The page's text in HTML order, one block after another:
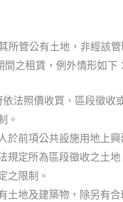
所管公有土地，非經該
之租賃，例外情形如下：
依法照價收買、區段徵
。
於前項公共設施用地上
規定所為區段徵收之土
之限制。
土地及建築物，除另有